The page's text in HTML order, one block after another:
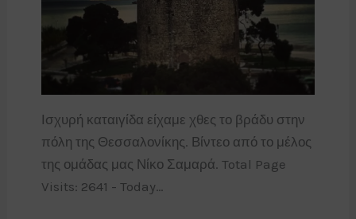
Ισχυρή καταιγίδα είχαμε χθες το βράδυ στην
πόλη της Θεσσαλονίκης. Βίντεο από το μέλος
της ομάδας μας Νίκο Σαμαρά. Total Page
Visits: 2641 - Today…